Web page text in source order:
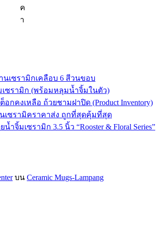
ค
า
นเซรามิกเคลือบ 6 สีวนขอบ
ซรามิก (พร้อมหลุมน้ำจิ้มในตัว)
กคงเหลือ ถ้วยชามฝาปิด (Product Inventory)
เซรามิคราคาส่ง ถูกที่สุดคุ้มที่สุด
ำจิ้มเซรามิก 3.5 นิ้ว “Rooster & Floral Series”
บน Ceramic Mugs-Lampang